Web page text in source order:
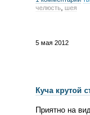
челюсть шея
5 мая 2012
Куча крутой
Приятно на